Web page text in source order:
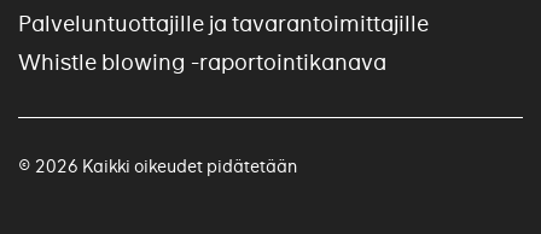
Palveluntuottajille ja tavarantoimittajille
Whistle blowing -raportointikanava
© 2026 Kaikki oikeudet pidätetään